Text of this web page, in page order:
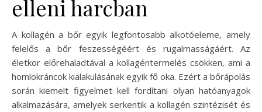
elleni harcban
A kollagén a bőr egyik legfontosabb alkotóeleme, amely
felelős a bőr feszességéért és rugalmasságáért. Az
életkor előrehaladtával a kollagéntermelés csökken, ami a
homlokráncok kialakulásának egyik fő oka. Ezért a bőrápolás
során kiemelt figyelmet kell fordítani olyan hatóanyagok
alkalmazására, amelyek serkentik a kollagén szintézisét és